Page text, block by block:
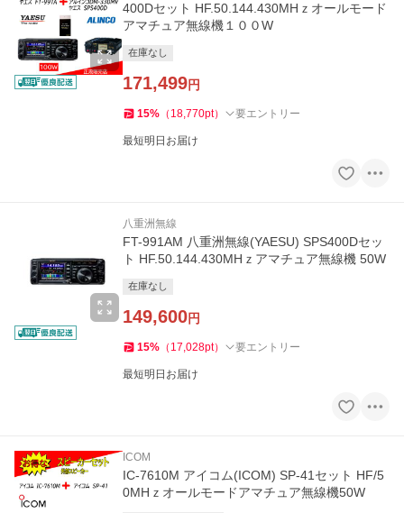
400Dセット HF.50.144.430MHｚオールモード
アマチュア無線機１００W
在庫なし
171,499円
15% （ 18,770pt） 要エントリー
最短明日お届け
八重洲無線
FT-991AM 八重洲無線(YAESU) SPS400Dセッ
ト HF.50.144.430MHｚアマチュア無線機 50W
在庫なし
149,600円
15% （ 17,028pt） 要エントリー
最短明日お届け
ICOM
IC-7610M アイコム(ICOM) SP-41セット HF/5
0MHｚオールモードアマチュア無線機50W